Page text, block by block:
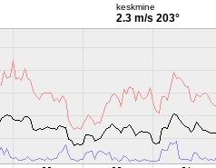
keskmine
2.3 m/s 203°